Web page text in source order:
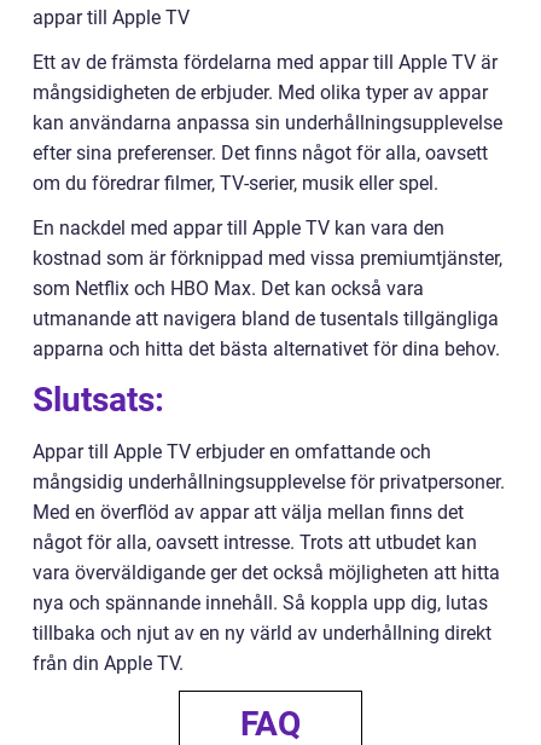
appar till Apple TV
Ett av de främsta fördelarna med appar till Apple TV är
mångsidigheten de erbjuder. Med olika typer av appar
kan användarna anpassa sin underhållningsupplevelse
efter sina preferenser. Det finns något för alla, oavsett
om du föredrar filmer, TV-serier, musik eller spel.
En nackdel med appar till Apple TV kan vara den
kostnad som är förknippad med vissa premiumtjänster,
som Netflix och HBO Max. Det kan också vara
utmanande att navigera bland de tusentals tillgängliga
apparna och hitta det bästa alternativet för dina behov.
Slutsats:
Appar till Apple TV erbjuder en omfattande och
mångsidig underhållningsupplevelse för privatpersoner.
Med en överflöd av appar att välja mellan finns det
något för alla, oavsett intresse. Trots att utbudet kan
vara överväldigande ger det också möjligheten att hitta
nya och spännande innehåll. Så koppla upp dig, lutas
tillbaka och njut av en ny värld av underhållning direkt
från din Apple TV.
FAQ